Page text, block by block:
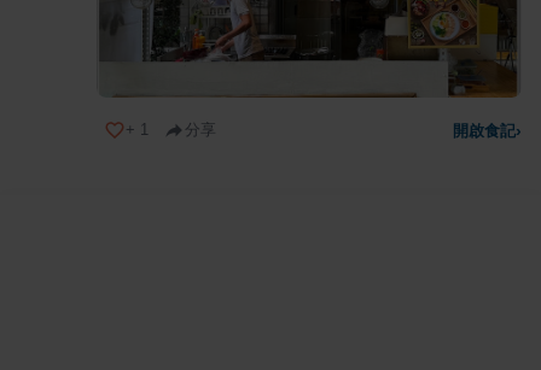
+ 1 分享 開啟食記›